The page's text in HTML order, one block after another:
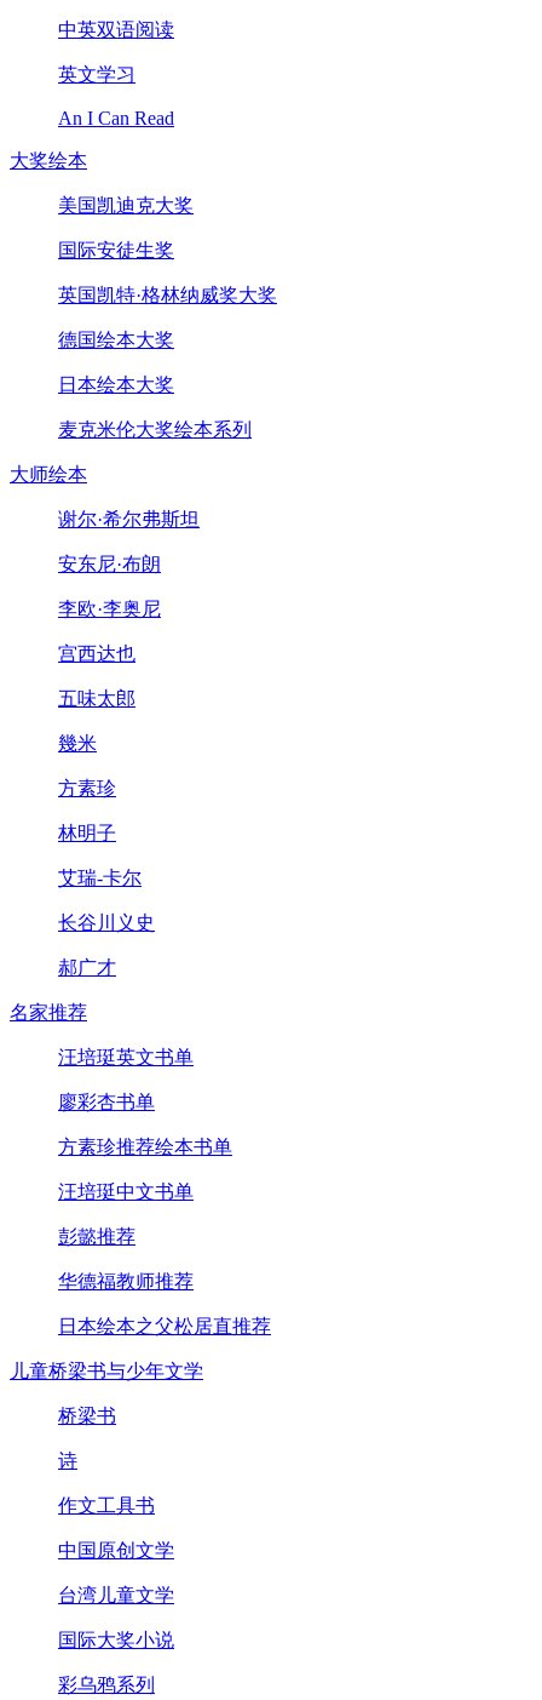
中英双语阅读
英文学习
An I Can Read
大奖绘本
美国凯迪克大奖
国际安徒生奖
英国凯特·格林纳威奖大奖
德国绘本大奖
日本绘本大奖
麦克米伦大奖绘本系列
大师绘本
谢尔·希尔弗斯坦
安东尼·布朗
李欧·李奥尼
宫西达也
五味太郎
幾米
方素珍
林明子
艾瑞-卡尔
长谷川义史
郝广才
名家推荐
汪培珽英文书单
廖彩杏书单
方素珍推荐绘本书单
汪培珽中文书单
彭懿推荐
华德福教师推荐
日本绘本之父松居直推荐
儿童桥梁书与少年文学
桥梁书
诗
作文工具书
中国原创文学
台湾儿童文学
国际大奖小说
彩乌鸦系列